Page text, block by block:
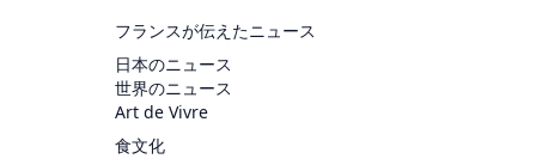
フランスが伝えたニュース
日本のニュース
世界のニュース
Art de Vivre
食文化